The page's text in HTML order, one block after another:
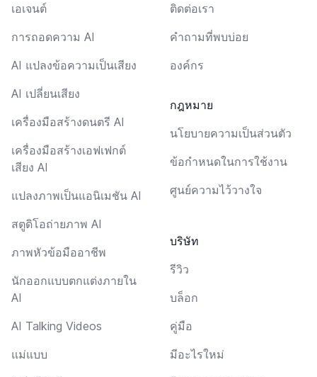
เอเจนต์
การถอดความ AI
AI แปลงข้อความเป็นเสียง
AI เปลี่ยนเสียง
เครื่องมือสร้างดนตรี AI
เครื่องมือสร้างเอฟเฟกต์
เสียง AI
แปลงภาพเป็นแอนิเมชัน AI
สตูดิโอถ่ายภาพ AI
ภาพหัวข้อมืออาชีพ
นักออกแบบตกแต่งภายใน
AI
AI Talking Videos
แม่แบบ
ติดต่อเรา
คำถามที่พบบ่อย
องค์กร
กฎหมาย
นโยบายความเป็นส่วนตัว
ข้อกำหนดในการใช้งาน
ศูนย์ความไว้วางใจ
บริษัท
รีวิว
บล็อก
คู่มือ
มีอะไรใหม่